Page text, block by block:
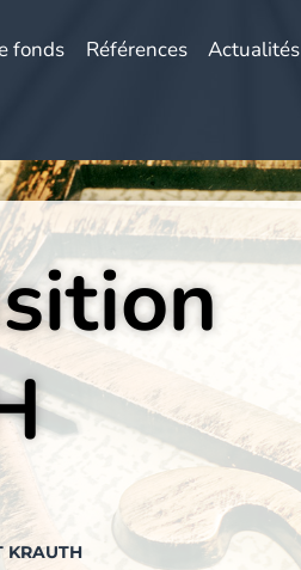
fonds Références Actualités
KRAUTH